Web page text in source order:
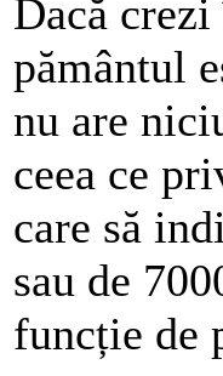
Dacă
pământul
nu are
ceea ce
care să
sau de
funcție de